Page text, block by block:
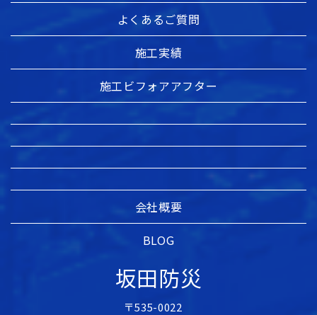
よくあるご質問
施工実績
施工ビフォアアフター
会社概要
BLOG
坂田防災
〒535-0022